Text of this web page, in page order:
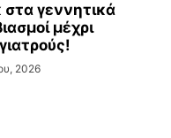
γεννητικά
μέχρι
2026